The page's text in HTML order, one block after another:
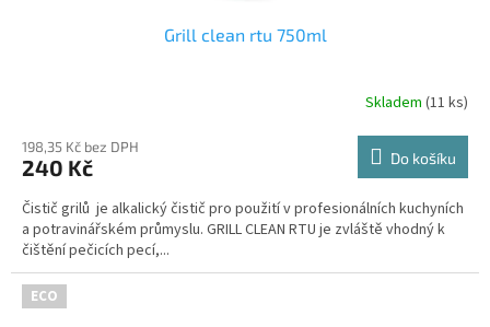
Grill clean rtu 750ml
Skladem (11 ks)
198,35 Kč bez DPH
240 Kč Do košíku
Čistič grilů je alkalický čistič pro použití v profesionálních kuchyních
a potravinářském průmyslu. GRILL CLEAN RTU je zvláště vhodný k
čištění pečicích pecí,...
ECO